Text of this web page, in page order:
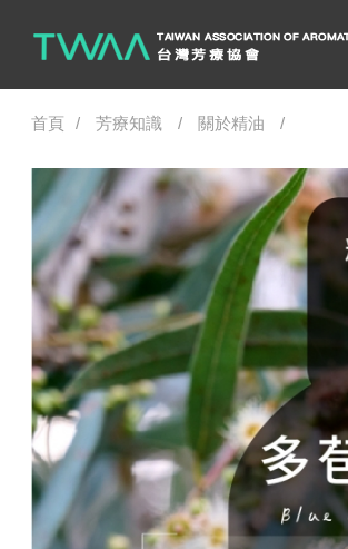
首頁 芳療知識 關於精油